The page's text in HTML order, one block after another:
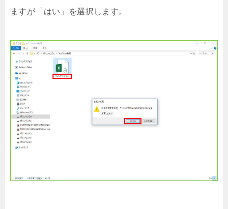
ますが「はい」を選択します。